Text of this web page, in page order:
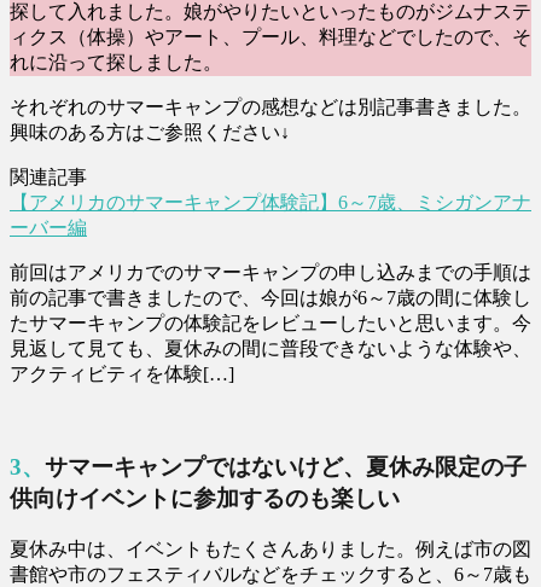
探して入れました。娘がやりたいといったものがジムナステ
ィクス（体操）やアート、プール、料理などでしたので、そ
れに沿って探しました。
それぞれのサマーキャンプの感想などは別記事書きました。
興味のある方はご参照ください↓
関連記事
【アメリカのサマーキャンプ体験記】6～7歳、ミシガンアナ
ーバー編
前回はアメリカでのサマーキャンプの申し込みまでの手順は
前の記事で書きましたので、今回は娘が6～7歳の間に体験し
たサマーキャンプの体験記をレビューしたいと思います。今
見返して見ても、夏休みの間に普段できないような体験や、
アクティビティを体験[…]
3、サマーキャンプではないけど、夏休み限定の子
供向けイベントに参加するのも楽しい
夏休み中は、イベントもたくさんありました。例えば市の図
書館や市のフェスティバルなどをチェックすると、6～7歳も